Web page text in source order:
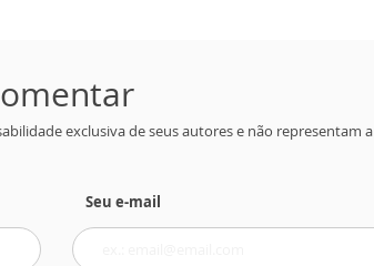
exclusiva de seus autores e não representam a
Seu e-mail